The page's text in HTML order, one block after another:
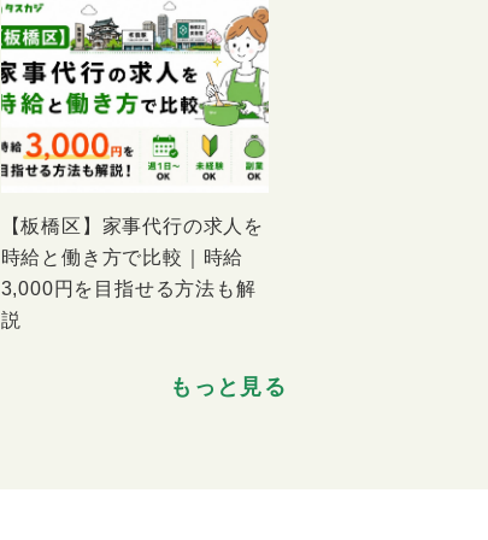
【板橋区】家事代行の求人を
時給と働き方で比較｜時給
3,000円を目指せる方法も解
説
もっと見る